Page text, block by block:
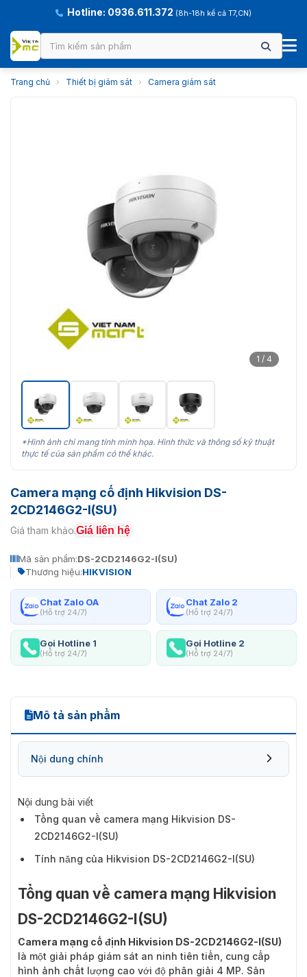
Hotline: 0936.611.372 (8h-18h kể cả T7,CN)
Trang chủ › Thiết bị giám sát › Camera giám sát
1 / 4
*Hình ảnh chỉ mang tính minh họa. Hình thức và thông số kỹ thuật
thực tế của sản phẩm có thể khác.
Camera mạng cố định Hikvision DS-
2CD2146G2-I(SU)
Giá tham khảo:Giá liên hệ
Mã sản phẩm:DS-2CD2146G2-I(SU)
Thương hiệu:HIKVISION
Chat Zalo OA
(Hỗ trợ 24/7)
Chat Zalo 2
(Hỗ trợ 24/7)
Gọi Hotline 1
(Hỗ trợ 24/7)
Gọi Hotline 2
(Hỗ trợ 24/7)
Mô tả sản phẩm
Nội dung chính
Nội dung bài viết
Tổng quan về camera mạng Hikvision DS-
2CD2146G2-I(SU)
Tính năng của Hikvision DS-2CD2146G2-I(SU)
Tổng quan về camera mạng Hikvision
DS-2CD2146G2-I(SU)
Camera mạng cố định Hikvision DS-2CD2146G2-I(SU)
là một giải pháp giám sát an ninh tiên tiến, cung cấp
hình ảnh chất lượng cao với độ phân giải 4 MP. Sản